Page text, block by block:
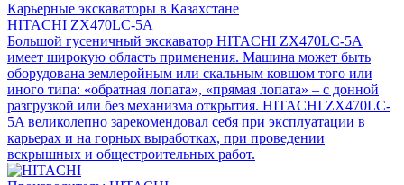
Карьерные экскаваторы в Казахстане
HITACHI ZX470LC-5A
Большой гусеничный экскаватор HITACHI ZX470LC-5A
имеет широкую область применения. Машина может быть
оборудована землеройным или скальным ковшом того или
иного типа: «обратная лопата», «прямая лопата» – с донной
разгрузкой или без механизма открытия. HITACHI ZX470LC-
5A великолепно зарекомендовал себя при эксплуатации в
карьерах и на горных выработках, при проведении
вскрышных и общестроительных работ.